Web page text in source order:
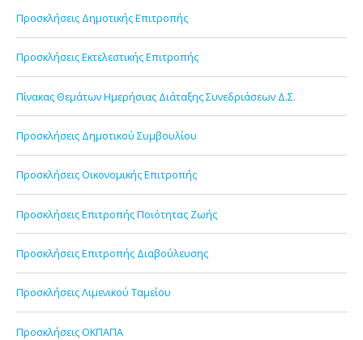
Προσκλήσεις Δημοτικής Επιτροπής
Προσκλήσεις Εκτελεστικής Επιτροπής
Πίνακας Θεμάτων Ημερήσιας Διάταξης Συνεδριάσεων Δ.Σ.
Προσκλήσεις Δημοτικού Συμβουλίου
Προσκλήσεις Οικονομικής Επιτροπής
Προσκλήσεις Επιτροπής Ποιότητας Ζωής
Προσκλήσεις Επιτροπής Διαβούλευσης
Προσκλήσεις Λιμενικού Ταμείου
Προσκλήσεις ΟΚΠΑΠΑ